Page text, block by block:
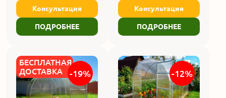
Консультация
ПОДРОБНЕЕ
Консультация
ПОДРОБНЕЕ
БЕСПЛАТНАЯ
ДОСТАВКА
-19% -12%